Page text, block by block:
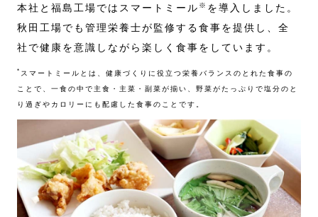
本社と福島工場ではスマートミール ※ を導入しました。
秋田工場でも管理栄養士が監修する食事を提供し、全
社で健康を意識しながら楽しく食事をしています。
* スマートミールとは、健康づくりに役立つ栄養バランスのとれた食事の
ことで、一食の中で主食・主菜・副菜が揃い、野菜がたっぷりで塩分のと
り過ぎやカロリーにも配慮した食事のことです。